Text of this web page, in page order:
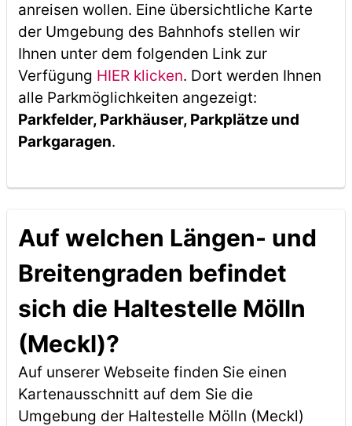
anreisen wollen. Eine übersichtliche Karte
der Umgebung des Bahnhofs stellen wir
Ihnen unter dem folgenden Link zur
Verfügung HIER klicken. Dort werden Ihnen
alle Parkmöglichkeiten angezeigt:
Parkfelder, Parkhäuser, Parkplätze und
Parkgaragen.
Auf welchen Längen- und
Breitengraden befindet
sich die Haltestelle Mölln
(Meckl)?
Auf unserer Webseite finden Sie einen
Kartenausschnitt auf dem Sie die
Umgebung der Haltestelle Mölln (Meckl)